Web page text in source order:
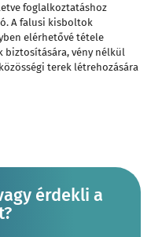
foglalkoztatáshoz
A falusi kisboltok
elérhetővé tétele
vény nélkül
terek létrehozására
érdekli a